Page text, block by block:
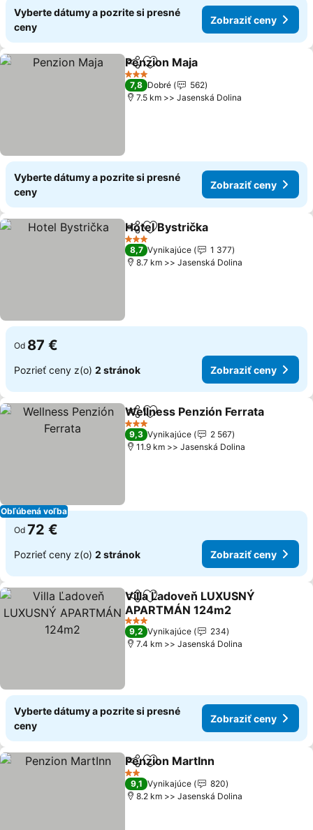
Vyberte dátumy a pozrite si presné
ceny
Zobraziť ceny
ZdieľaťPridať do obľúbených
Penzion Maja
3 Počet hviezdičiek
7,8 Dobré
562
7.5 km >> Jasenská Dolina
Vyberte dátumy a pozrite si presné
ceny
Zobraziť ceny
ZdieľaťPridať do obľúbených
Hotel Bystrička
3 Počet hviezdičiek
8,7 Vynikajúce
1 377
8.7 km >> Jasenská Dolina
Od 87 €
Pozrieť ceny z(o) 2 stránok Zobraziť ceny
Obľúbená voľba
ZdieľaťPridať do obľúbených
Wellness Penzión Ferrata
3 Počet hviezdičiek
9,3 Vynikajúce
2 567
11.9 km >> Jasenská Dolina
Od 72 €
Pozrieť ceny z(o) 2 stránok Zobraziť ceny
ZdieľaťPridať do obľúbených
Villa Ľadoveň LUXUSNÝ
APARTMÁN 124m2
3 Počet hviezdičiek
9,2 Vynikajúce
234
7.4 km >> Jasenská Dolina
Vyberte dátumy a pozrite si presné
ceny
Zobraziť ceny
ZdieľaťPridať do obľúbených
Penzion MartInn
2 Počet hviezdičiek
9,1 Vynikajúce
820
8.2 km >> Jasenská Dolina